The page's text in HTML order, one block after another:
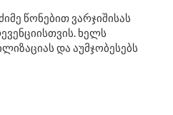
წონებით ვარჯიშისას
ხელს
და აუმჯობესებს